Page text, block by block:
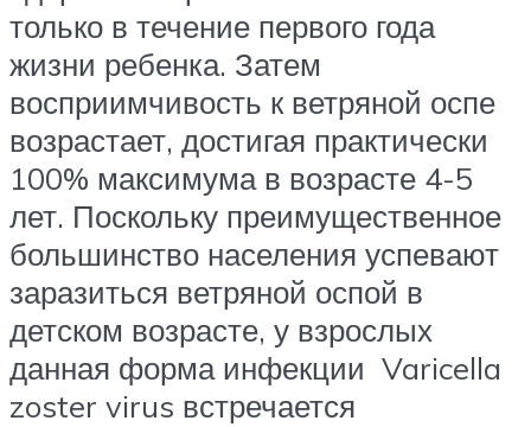
только в течение первого года
жизни ребенка. Затем
восприимчивость к ветряной оспе
возрастает, достигая практически
100% максимума в возрасте 4-5
лет. Поскольку преимущественное
большинство населения успевают
заразиться ветряной оспой в
детском возрасте, у взрослых
данная форма инфекции Varicella
zoster virus встречается